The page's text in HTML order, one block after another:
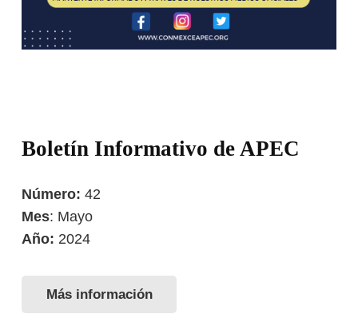
Boletín Informativo de APEC
Número: 42
Mes: Mayo
Año: 2024
Más información